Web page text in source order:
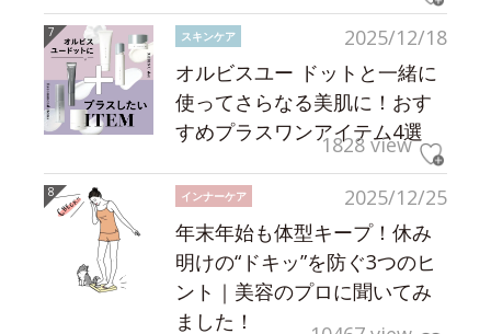
2025/12/18
スキンケア
オルビスユー ドットと一緒に
使ってさらなる美肌に！おす
すめプラスワンアイテム4選
1828 view
2025/12/25
インナーケア
年末年始も体型キープ！休み
明けの“ドキッ”を防ぐ3つのヒ
ント｜美容のプロに聞いてみ
ました！